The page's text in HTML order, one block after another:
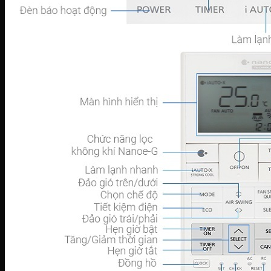
Tủ đông Darling
Tủ đông Hòa Phát
Quạt điều hòa
Quạt điện
Máy hút ẩm
Đèn sưởi
Máy sưởi
Bình tắm nóng lạnh
Thiết bị gia đình
Máy lọc nước
Lõi lọc nước
Cây nước
Ấm siêu tốc